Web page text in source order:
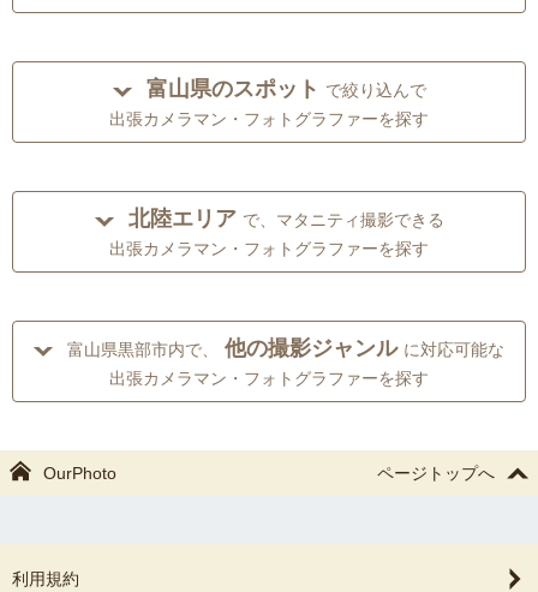
富山県のスポット で絞り込んで
出張カメラマン・フォトグラファーを探す
北陸エリア で、マタニティ撮影できる
出張カメラマン・フォトグラファーを探す
富山県黒部市内で、 他の撮影ジャンル に対応可能な
出張カメラマン・フォトグラファーを探す
OurPhoto ページトップへ
利用規約